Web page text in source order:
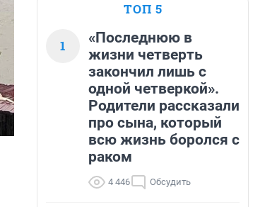
ТОП 5
1
«Последнюю в
жизни четверть
закончил лишь с
одной четверкой».
Родители рассказали
про сына, который
всю жизнь боролся с
раком
4 446 Обсудить